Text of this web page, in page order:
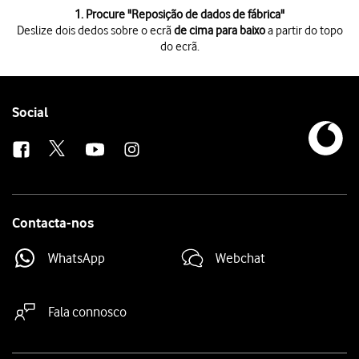
1. Procure "Reposição de dados de fábrica"
Deslize dois dedos sobre o ecrãde cima para baixoa partir do topo
do ecrã.
Primao ícone de definições.
PrimaRepor
Prima
Repor
Prima
Apagar tudo . Aguarde um momento enquanto o telefone
Follow
Social
Contacta-nos
WhatsApp Webchat
Fala connosco